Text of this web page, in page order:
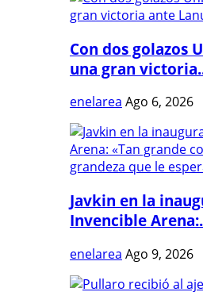
Con dos golazos
una gran
enelarea Ago 6, 2026
Javkin en la
Invencible
enelarea Ago 9, 2026